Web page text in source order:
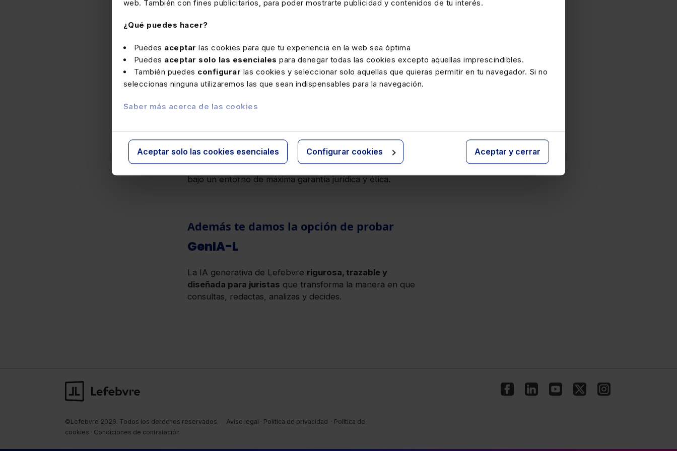
web. También con fines publicitarios, para poder mostrarte publicidad y contenidos de tu interés.
¿Qué puedes hacer?
Puedes aceptar las cookies para que tu experiencia en la web sea óptima
Puedes aceptar solo las esenciales para denegar todas las cookies excepto aquellas imprescindibles.
También puedes configurar las cookies y seleccionar solo aquellas que quieras permitir en tu navegador. Si no
seleccionas ninguna utilizaremos las que sean indispensables para la navegación.
Saber más acerca de las cookies
Aceptar solo las cookies esenciales Configurar cookies Aceptar y cerrar
-Seguridad y gobernanza de alto nivel: Operativa bajo
los estándares más exigentes, incluyendo la
certificaciónISO 42001de IA responsable y el
cumplimiento delEsquema Nacional de Seguridad
de datos "by design".
Descarga el ebooky descubre cómoGenIA-Llidera la
transición hacia una Justicia inteligente y confiable,
potenciando la capacidad de análisis de los profesionales
bajo un entorno de máxima garantía jurídica y ética.
Además te damos la opción de probar
GenIA-L
La IA generativa de Lefebvre rigurosa, trazable y
diseñada para juristas que transforma la manera en que
consultas, redactas, analizas y decides.
©Lefebvre 2026. Todos los derechos reservados. Aviso legal · Política de privacidad · Política de
cookies · Condiciones de contratación